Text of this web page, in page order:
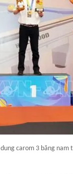
carom 3 băng nam